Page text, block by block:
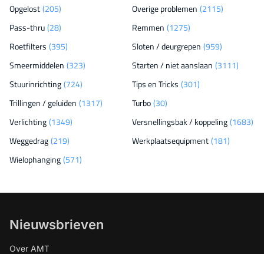
Opgelost(205) Overige problemen (2115)
Pass-thru(28) Remmen (1275)
Roetfilters (395) Sloten / deurgrepen (959)
Smeermiddelen (323) Starten / niet aanslaan (3111)
Stuurinrichting(724) Tips en Tricks (301)
Trillingen / geluiden (1317) Turbo(30)
Verlichting(1349) Versnellingsbak / koppeling(1683)
Weggedrag(219) Werkplaatsequipment(181)
Wielophanging(571)
Nieuwsbrieven
Over AMT